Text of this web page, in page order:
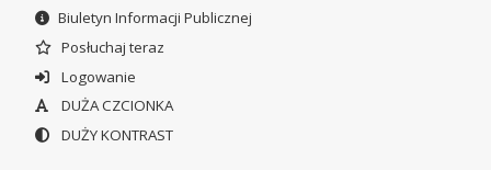
Biuletyn Informacji Publicznej
Posłuchaj teraz
Logowanie
DUŻA CZCIONKA
DUŻY KONTRAST